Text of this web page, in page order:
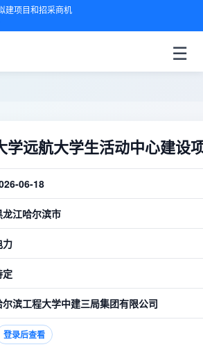
建项目和招采商机
☰
学远航大学生活动中心建设
06-18
龙江哈尔滨市
力
定
尔滨工程大学中建三局集团有限公司
登录后查看